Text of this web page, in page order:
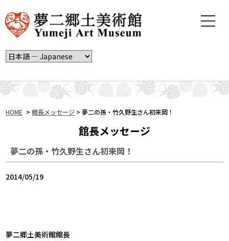
t
n
o
HOME >館長メッセージ > 夢二の孫・竹久野生さん初来岡！
館長メッセージ
夢二の孫・竹久野生さん初来岡！
2014/05/19
夢二郷土美術館館長